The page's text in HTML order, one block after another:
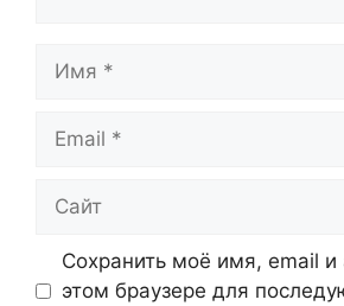
Сохранить моё имя, email и
этом браузере для